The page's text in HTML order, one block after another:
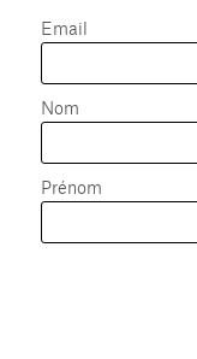
Email
Nom
Prénom